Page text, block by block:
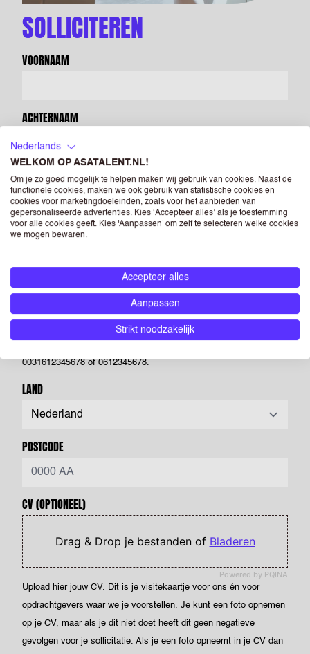
SOLLICITEREN
VOORNAAM
ACHTERNAAM
E-MAILADRES
BEVESTIG E-MAILADRES
MOBIEL TELEFOONNUMMER
0031612345678 of 0612345678.
LAND
POSTCODE
CV(OPTIONEEL)
Powered by PQINA
Drag & Drop je bestanden of Bladeren
Upload hier jouw CV. Dit is je visitekaartje voor ons én voor
opdrachtgevers waar we je voorstellen. Je kunt een foto opnemen
op je CV, maar als je dit niet doet heeft dit geen negatieve
gevolgen voor je sollicitatie. Als je een foto opneemt in je CV dan
Nederlands
WELKOM OP ASATALENT.NL!
Om je zo goed mogelijk te helpen maken wij gebruik van cookies. Naast de
functionele cookies, maken we ook gebruik van statistische cookies en
cookies voor marketingdoeleinden, zoals voor het aanbieden van
gepersonaliseerde advertenties. Kies ‘Accepteer alles’ als je toestemming
voor alle cookies geeft. Kies 'Aanpassen' om zelf te selecteren welke cookies
we mogen bewaren.
Accepteer alles
Aanpassen
Strikt noodzakelijk